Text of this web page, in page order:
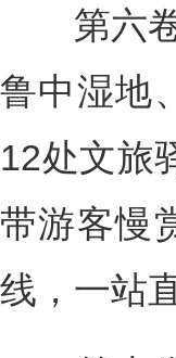
第六卷
鲁中湿地
12处文旅
带游客慢
线，一站